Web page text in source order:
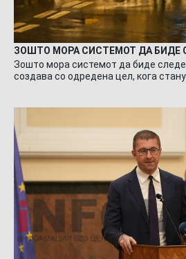
ЗОШТО МОРА СИСТЕМОТ ДА БИДЕ
Зошто мора системот да биде
создава со одредена цел, кога